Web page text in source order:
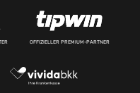
OFFIZIELLER PREMIUM-PARTNER